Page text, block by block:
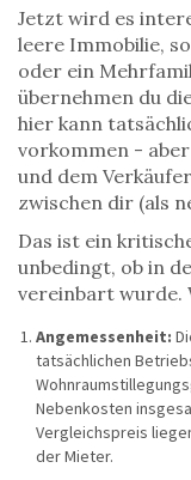
Jetzt wird es
leere Immobilie,
oder ein
übernehmen du
hier kann
vorkommen -
und dem
zwischen dir (als
Das ist ein
unbedingt, ob in
vereinbart wurde.
Angemessenheit:
tatsächlichen
Nebenkosten
Vergleichspreis
der Mieter.